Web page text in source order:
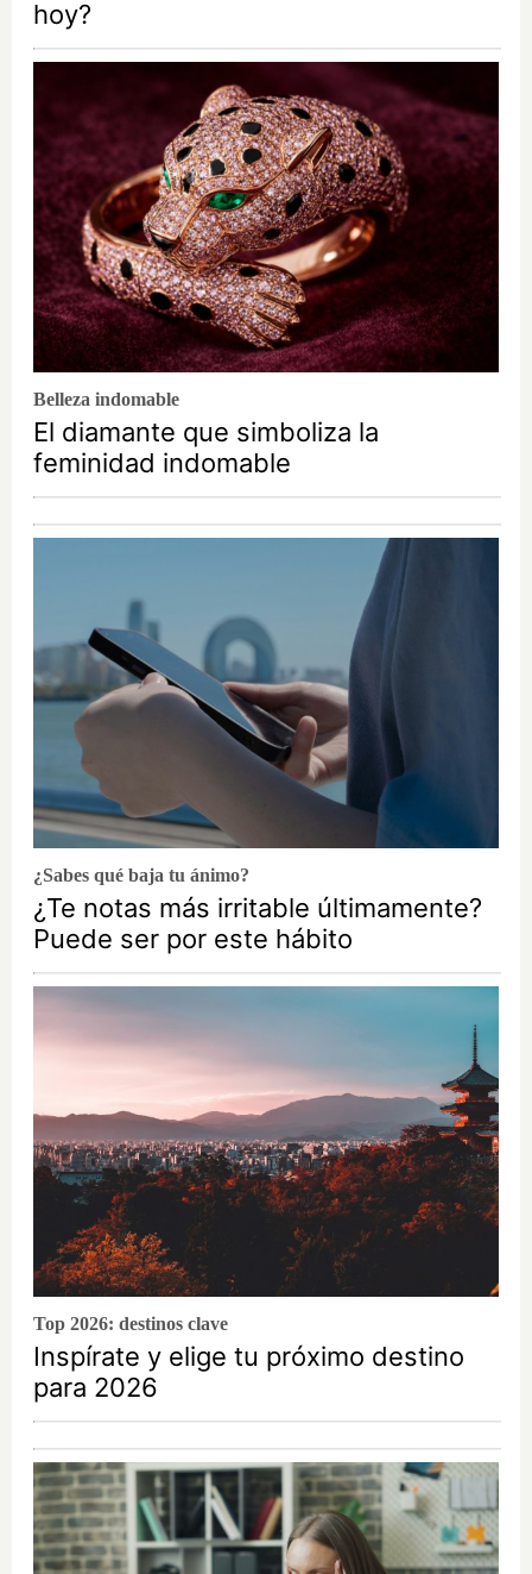
hoy?
Belleza indomable
El diamante que simboliza la
feminidad indomable
¿Sabes qué baja tu ánimo?
¿Te notas más irritable últimamente?
Puede ser por este hábito
Top 2026: destinos clave
Inspírate y elige tu próximo destino
para 2026